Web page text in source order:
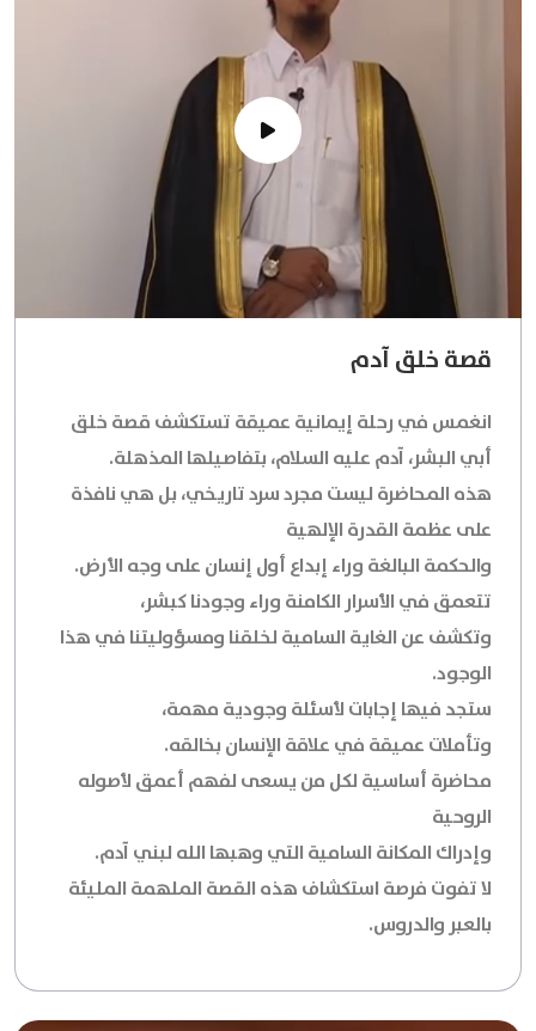
قصة خلق آدم
انغمس في رحلة إيمانية عميقة تستكشف قصة خلق
أبي البشر، آدم عليه السلام، بتفاصيلها المذهلة.
هذه المحاضرة ليست مجرد سرد تاريخي، بل هي نافذة
على عظمة القدرة الإلهية
والحكمة البالغة وراء إبداع أول إنسان على وجه الأرض.
تتعمق في الأسرار الكامنة وراء وجودنا كبشر،
وتكشف عن الغاية السامية لخلقنا ومسؤوليتنا في هذا
الوجود.
ستجد فيها إجابات لأسئلة وجودية مهمة،
وتأملات عميقة في علاقة الإنسان بخالقه.
محاضرة أساسية لكل من يسعى لفهم أعمق لأصوله
الروحية
وإدراك المكانة السامية التي وهبها الله لبني آدم.
لا تفوت فرصة استكشاف هذه القصة الملهمة المليئة
بالعبر والدروس.